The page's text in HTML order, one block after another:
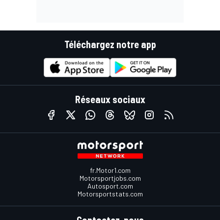
Téléchargez notre app
Réseaux sociaux
fr.Motor1.com
Motorsportjobs.com
Autosport.com
Motorsportstats.com